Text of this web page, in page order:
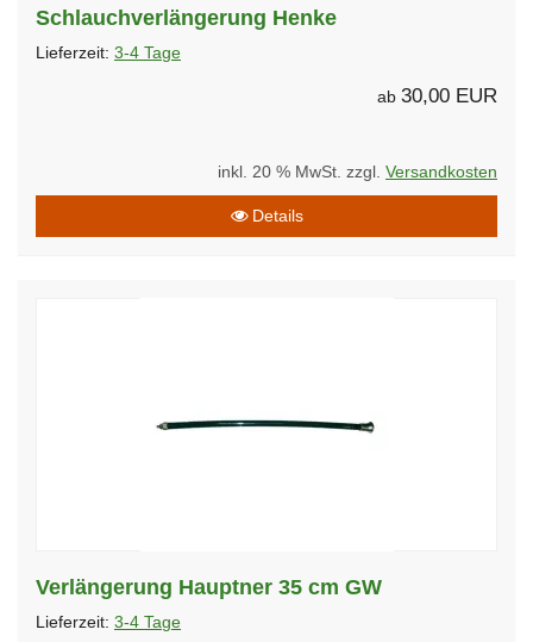
Schlauchverlängerung Henke
Lieferzeit: 3-4 Tage
ab 30,00 EUR
inkl. 20 % MwSt. zzgl. Versandkosten
Details
Verlängerung Hauptner 35 cm GW
Lieferzeit: 3-4 Tage